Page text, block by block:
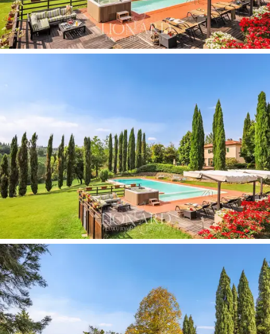
Kunnostetussa vanhassa navetassasijaitsee
ihastuttava140 neliön ulkorakennus,joka on
moderniin tyyliin esitelty olohuone, avokeittiö ja kaksi
Huvila on
upotettu vehreyteen
auringonkukkapeltojen,
viinitarhojen ja metsien ympäröimänä. Puutarhaa
koristavat sypressit, kukat ja aromaattiset kasvit, ja
ympäröivät nurmikot luovat intiimin ja rauhallisen
tunnelman. Maisemaa hallitsee suuriinfinity-allas, jonka
yhteydessä on auringonottoalue ja poreallas, jotka
tarjoavat hetkiä puhdasta rentoutumista. Lukuisten
aurinkopaneelienläsnäolo varmistaa kiinteistön
energiaomavaraisuuden: ominaisuus, joka tekee siitä
ainutlaatuisen markkinoilla.
Tämä myytävänä oleva huvila on ainutlaatuinen tilaisuus
niille, jotka haluavat asua
Toscanan sydämessä.Se on
täydellinen paikka niille, jotka etsivät yksityisyyttä,